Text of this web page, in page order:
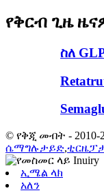
የቅርብ ጊዜ
ስለ
© የቅጂ መብት -
ሴማግሉታይድ,
ኢሜል ላክ
አለን